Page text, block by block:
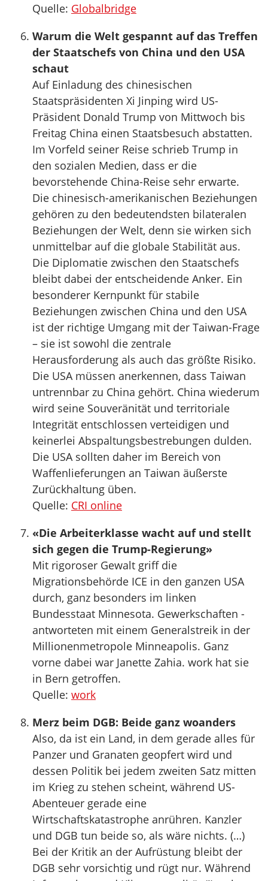
Quelle: Globalbridge
Warum die Welt gespannt auf das Treffen
der Staatschefs von China und den USA
schaut
Auf Einladung des chinesischen
Staatspräsidenten Xi Jinping wird US-
Präsident Donald Trump von Mittwoch bis
Freitag China einen Staatsbesuch abstatten.
Im Vorfeld seiner Reise schrieb Trump in
den sozialen Medien, dass er die
bevorstehende China-Reise sehr erwarte.
Die chinesisch-amerikanischen Beziehungen
gehören zu den bedeutendsten bilateralen
Beziehungen der Welt, denn sie wirken sich
unmittelbar auf die globale Stabilität aus.
Die Diplomatie zwischen den Staatschefs
bleibt dabei der entscheidende Anker. Ein
besonderer Kernpunkt für stabile
Beziehungen zwischen China und den USA
ist der richtige Umgang mit der Taiwan-Frage
– sie ist sowohl die zentrale
Herausforderung als auch das größte Risiko.
Die USA müssen anerkennen, dass Taiwan
untrennbar zu China gehört. China wiederum
wird seine Souveränität und territoriale
Integrität entschlossen verteidigen und
keinerlei Abspaltungsbestrebungen dulden.
Die USA sollten daher im Bereich von
Waffenlieferungen an Taiwan äußerste
Zurückhaltung üben.
Quelle: CRI online
«Die Arbeiterklasse wacht auf und stellt
sich gegen die Trump-Regierung»
Mit rigoroser Gewalt griff die
Migrationsbehörde ICE in den ganzen USA
durch, ganz besonders im linken
Bundesstaat Minnesota. ­Gewerkschaften ­
antworteten mit einem Generalstreik in der
Millionenmetropole Minneapolis. Ganz
vorne dabei war Janette Zahia. work hat sie
in Bern getroffen.
Quelle: work
Merz beim DGB: Beide ganz woanders
Also, da ist ein Land, in dem gerade alles für
Panzer und Granaten geopfert wird und
dessen Politik bei jedem zweiten Satz mitten
im Krieg zu stehen scheint, während US-
Abenteuer gerade eine
Wirtschaftskatastrophe anrühren. Kanzler
und DGB tun beide so, als wäre nichts. (…)
Bei der Kritik an der Aufrüstung bleibt der
DGB sehr vorsichtig und rügt nur. Während